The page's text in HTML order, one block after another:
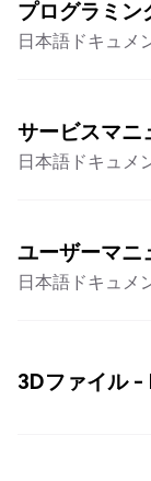
プログラミン
日本語ドキュメ
サービスマニ
日本語ドキュメ
ユーザーマニ
日本語ドキュメ
3Dファイル -